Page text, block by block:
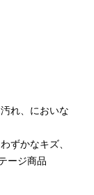
れ、においな
ずかなキズ、
ージ商品